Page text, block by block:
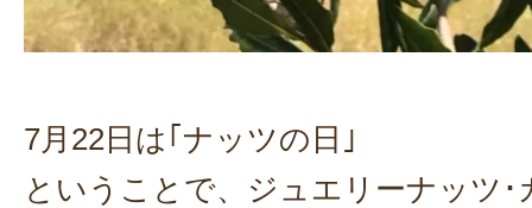
7月22日は｢ナッツの日｣
ということで、ジュエリーナッツ･